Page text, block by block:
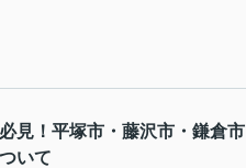
見！平塚市・藤沢市・鎌倉市
いて